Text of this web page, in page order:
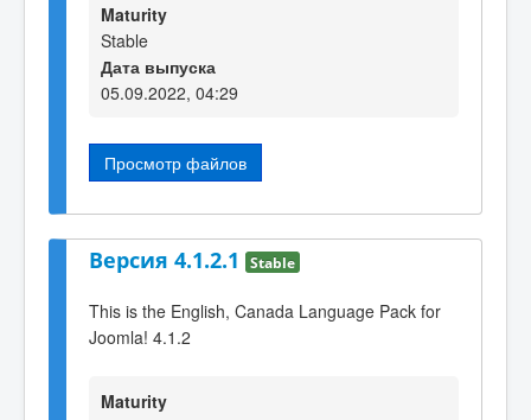
Maturity
Stable
Дата выпуска
05.09.2022, 04:29
Просмотр файлов
Версия 4.1.2.1 Stable
This is the English, Canada Language Pack for
Joomla! 4.1.2
Maturity